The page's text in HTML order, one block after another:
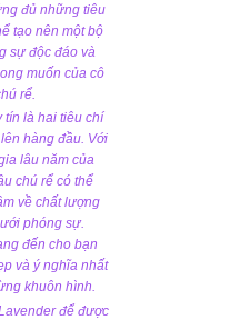
đủ những tiêu
tạo nên một bộ
sự độc đáo và
muốn của cô
rể.
tín là hai tiêu chí
hàng đầu. Với
lâu năm của
chú rể có thể
về chất lượng
phóng sự.
đến cho bạn
và ý nghĩa nhất
khuôn hình.
để được